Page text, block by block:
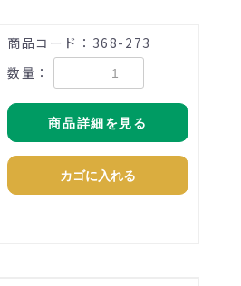
商品コード：368-273
数量：
商品詳細を見る
カゴに入れる